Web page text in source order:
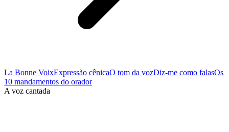
La Bonne VoixExpressão cênicaO tom da vozDiz-me como falasOs
10 mandamentos do orador
A voz cantada